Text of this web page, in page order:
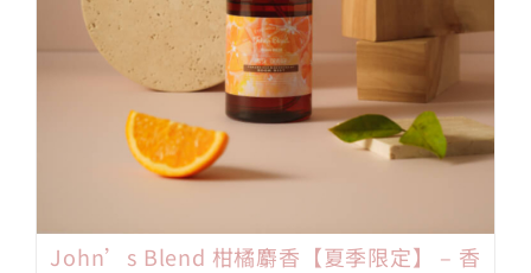
John’s Blend 柑橘麝香【夏季限定】 – 香